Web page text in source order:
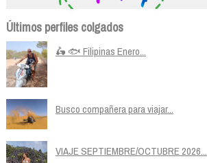
Últimos perfiles colgados
🛵 🐟 Filipinas Enero...
Busco compañera para viajar...
VIAJE SEPTIEMBRE/OCTUBRE 2026...